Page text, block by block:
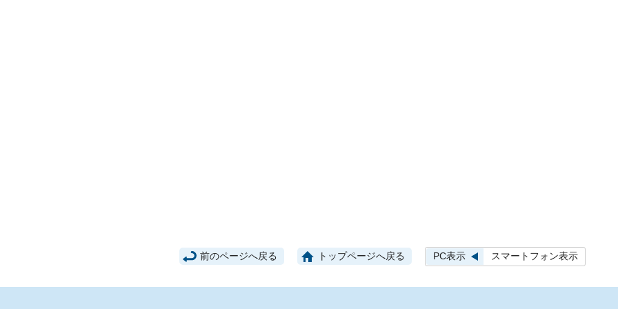
前のページへ戻る トップページへ戻る PC表示 スマートフォン表示